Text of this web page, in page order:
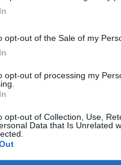
opt-out of the Sale of my
opt-out of processing my
opt-out of Collection, Use,
Data that Is Unrelated
singleltä, jossa
Oli kappale
mainitusta syystä
eikä massiivinen
mutta ei silti